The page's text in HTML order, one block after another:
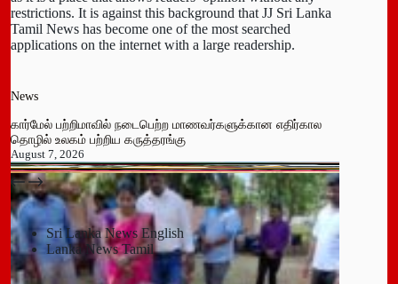
restrictions. It is against this background that JJ Sri Lanka
Tamil News has become one of the most searched
applications on the internet with a large readership.
News
கார்மேல் பற்றிமாவில் நடைபெற்ற மாணவர்களுக்கான எதிர்கால
தொழில் உலகம் பற்றிய கருத்தரங்கு
August 7, 2026
பதுளை மாநகர சபையின் NPP உறுப்பினர் திடீர் ராஜினாமா!
July 14, 2026
Sri Lanka News English
Lanka News Tamil